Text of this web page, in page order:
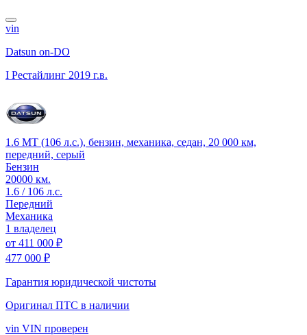
vin
Datsun on-DO
I Рестайлинг 2019 г.в.
1.6 MT (106 л.с.), бензин, механика, седан, 20 000 км,
передний, серый
Бензин
20000 км.
1.6 / 106 л.с.
Передний
Механика
1 владелец
от 411 000 ₽
477 000 ₽
Гарантия юридической чистоты
Оригинал ПТС в наличии
vin VIN проверен